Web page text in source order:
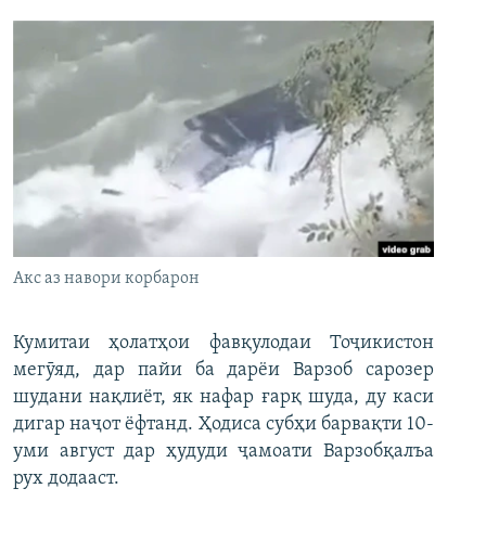
Акс аз навори корбарон
Кумитаи ҳолатҳои фавқулодаи Тоҷикистон
мегӯяд, дар пайи ба дарёи Варзоб сарозер
шудани нақлиёт, як нафар ғарқ шуда, ду каси
дигар наҷот ёфтанд. Ҳодиса субҳи барвақти 10-
уми август дар ҳудуди ҷамоати Варзобқалъа
рух додааст.